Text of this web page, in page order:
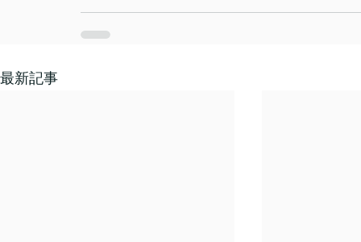
最新記事